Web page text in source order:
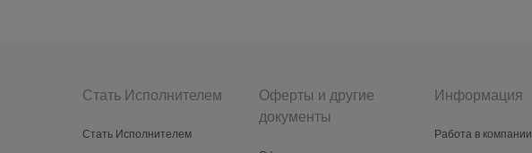
Стать Исполнителем
Стать Исполнителем
Оферты и другие
документы
Информация
Работа в компании